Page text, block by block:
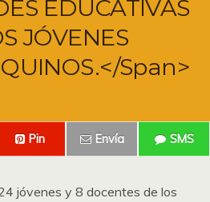
EDUCATIVAS
JÓVENES
span>
Pin Envía SMS
jóvenes y 8 docentes de los